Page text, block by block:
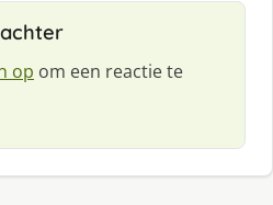
op om een reactie te